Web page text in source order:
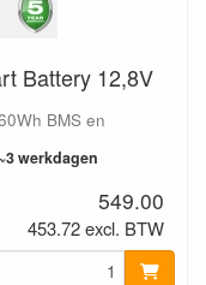
Battery 12,8V
BMS en
werkdagen
549.00
453.72 excl. BTW